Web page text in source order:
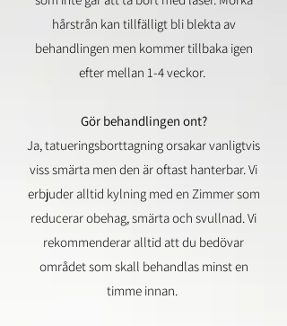
hårstrån kan tillfälligt bli blekta av
behandlingen men kommer tillbaka igen
efter mellan 1-4 veckor.
Gör behandlingen ont?
Ja, tatueringsborttagning orsakar vanligtvis
viss smärta men den är oftast hanterbar. Vi
erbjuder alltid kylning med en Zimmer som
reducerar obehag, smärta och svullnad. Vi
rekommenderar alltid att du bedövar
området som skall behandlas minst en
timme innan.